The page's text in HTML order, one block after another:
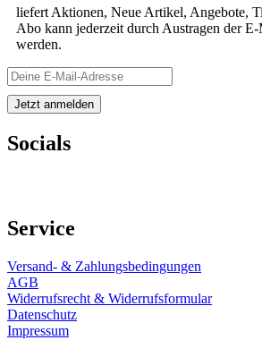
liefert Aktionen, Neue Artikel, Angebote,
Abo kann jederzeit durch Austragen der
werden.
Socials
Service
Versand- & Zahlungsbedingungen
AGB
Widerrufsrecht & Widerrufsformular
Datenschutz
Impressum